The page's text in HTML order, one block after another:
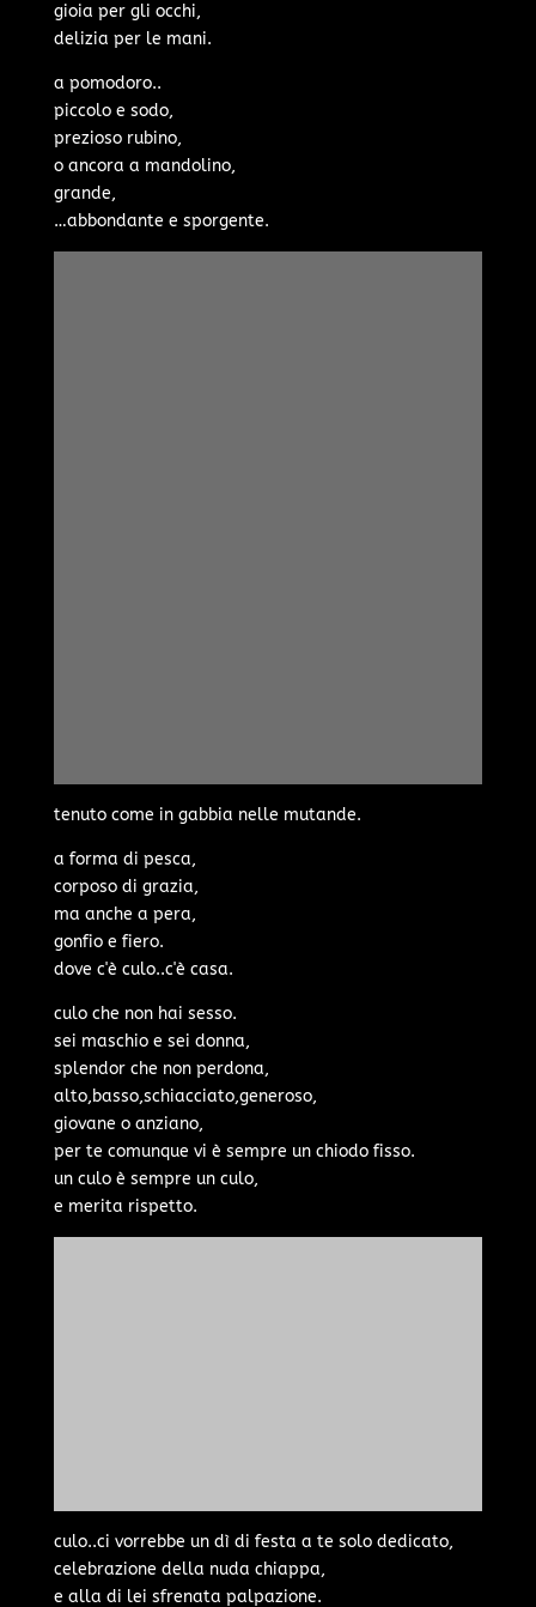
gioia per gli occhi,
delizia per le mani.
a pomodoro..
piccolo e sodo,
prezioso rubino,
o ancora a mandolino,
grande,
…abbondante e sporgente.
tenuto come in gabbia nelle mutande.
a forma di pesca,
corposo di grazia,
ma anche a pera,
gonfio e fiero.
dove c'è culo..c'è casa.
culo che non hai sesso.
sei maschio e sei donna,
splendor che non perdona,
alto,basso,schiacciato,generoso,
giovane o anziano,
per te comunque vi è sempre un chiodo fisso.
un culo è sempre un culo,
e merita rispetto.
culo..ci vorrebbe un dì di festa a te solo dedicato,
celebrazione della nuda chiappa,
e alla di lei sfrenata palpazione.